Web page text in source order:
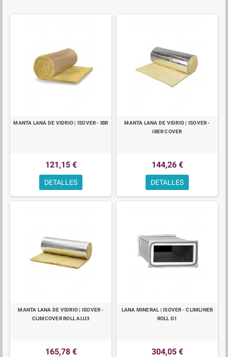
MANTA LANA DE VIDRIO | ISOVER - IBR
121,15 €
DETALLES
MANTA LANA DE VIDRIO | ISOVER -
IBER COVER
144,26 €
DETALLES
MANTA LANA DE VIDRIO | ISOVER -
CLIMCOVER ROLL ALU3
165,78 €
LANA MINERAL | ISOVER - CLIMLINER
ROLL G1
304,05 €